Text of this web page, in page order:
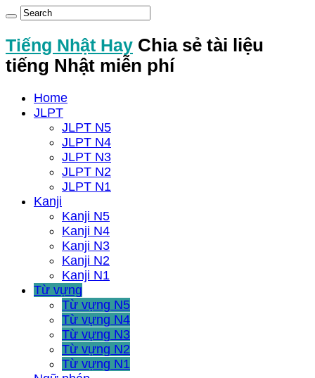
Tiếng Nhật Hay Chia sẻ tài liệu
tiếng Nhật miễn phí
Home
JLPT
JLPT N5
JLPT N4
JLPT N3
JLPT N2
JLPT N1
Kanji
Kanji N5
Kanji N4
Kanji N3
Kanji N2
Kanji N1
Từ vựng
Từ vựng N5
Từ vựng N4
Từ vựng N3
Từ vựng N2
Từ vựng N1